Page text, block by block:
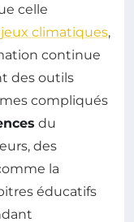
celle
climatiques,
continue
des outils
compliqués
du
des
la
éducatifs